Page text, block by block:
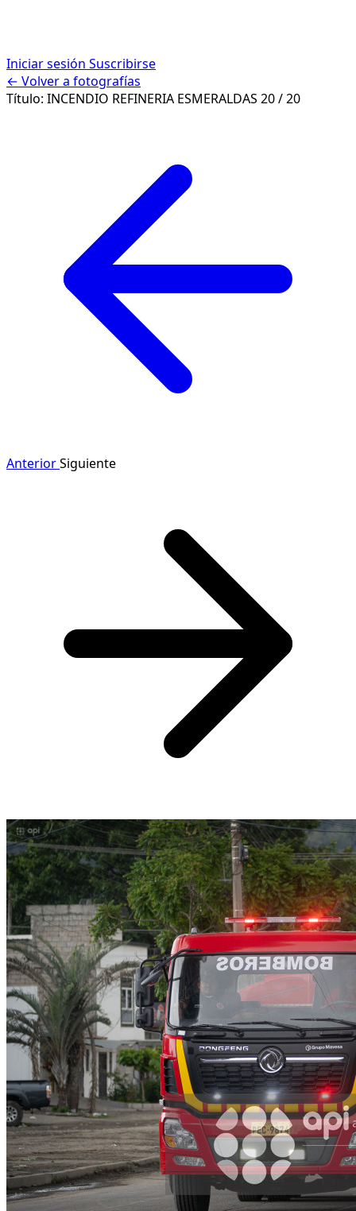
Iniciar sesión Suscribirse
← Volver a fotografías
Título: INCENDIO REFINERIA ESMERALDAS 20 / 20
AnteriorSiguiente